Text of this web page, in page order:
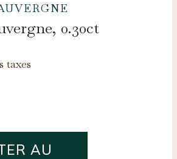
0.30ct
taxes
AU